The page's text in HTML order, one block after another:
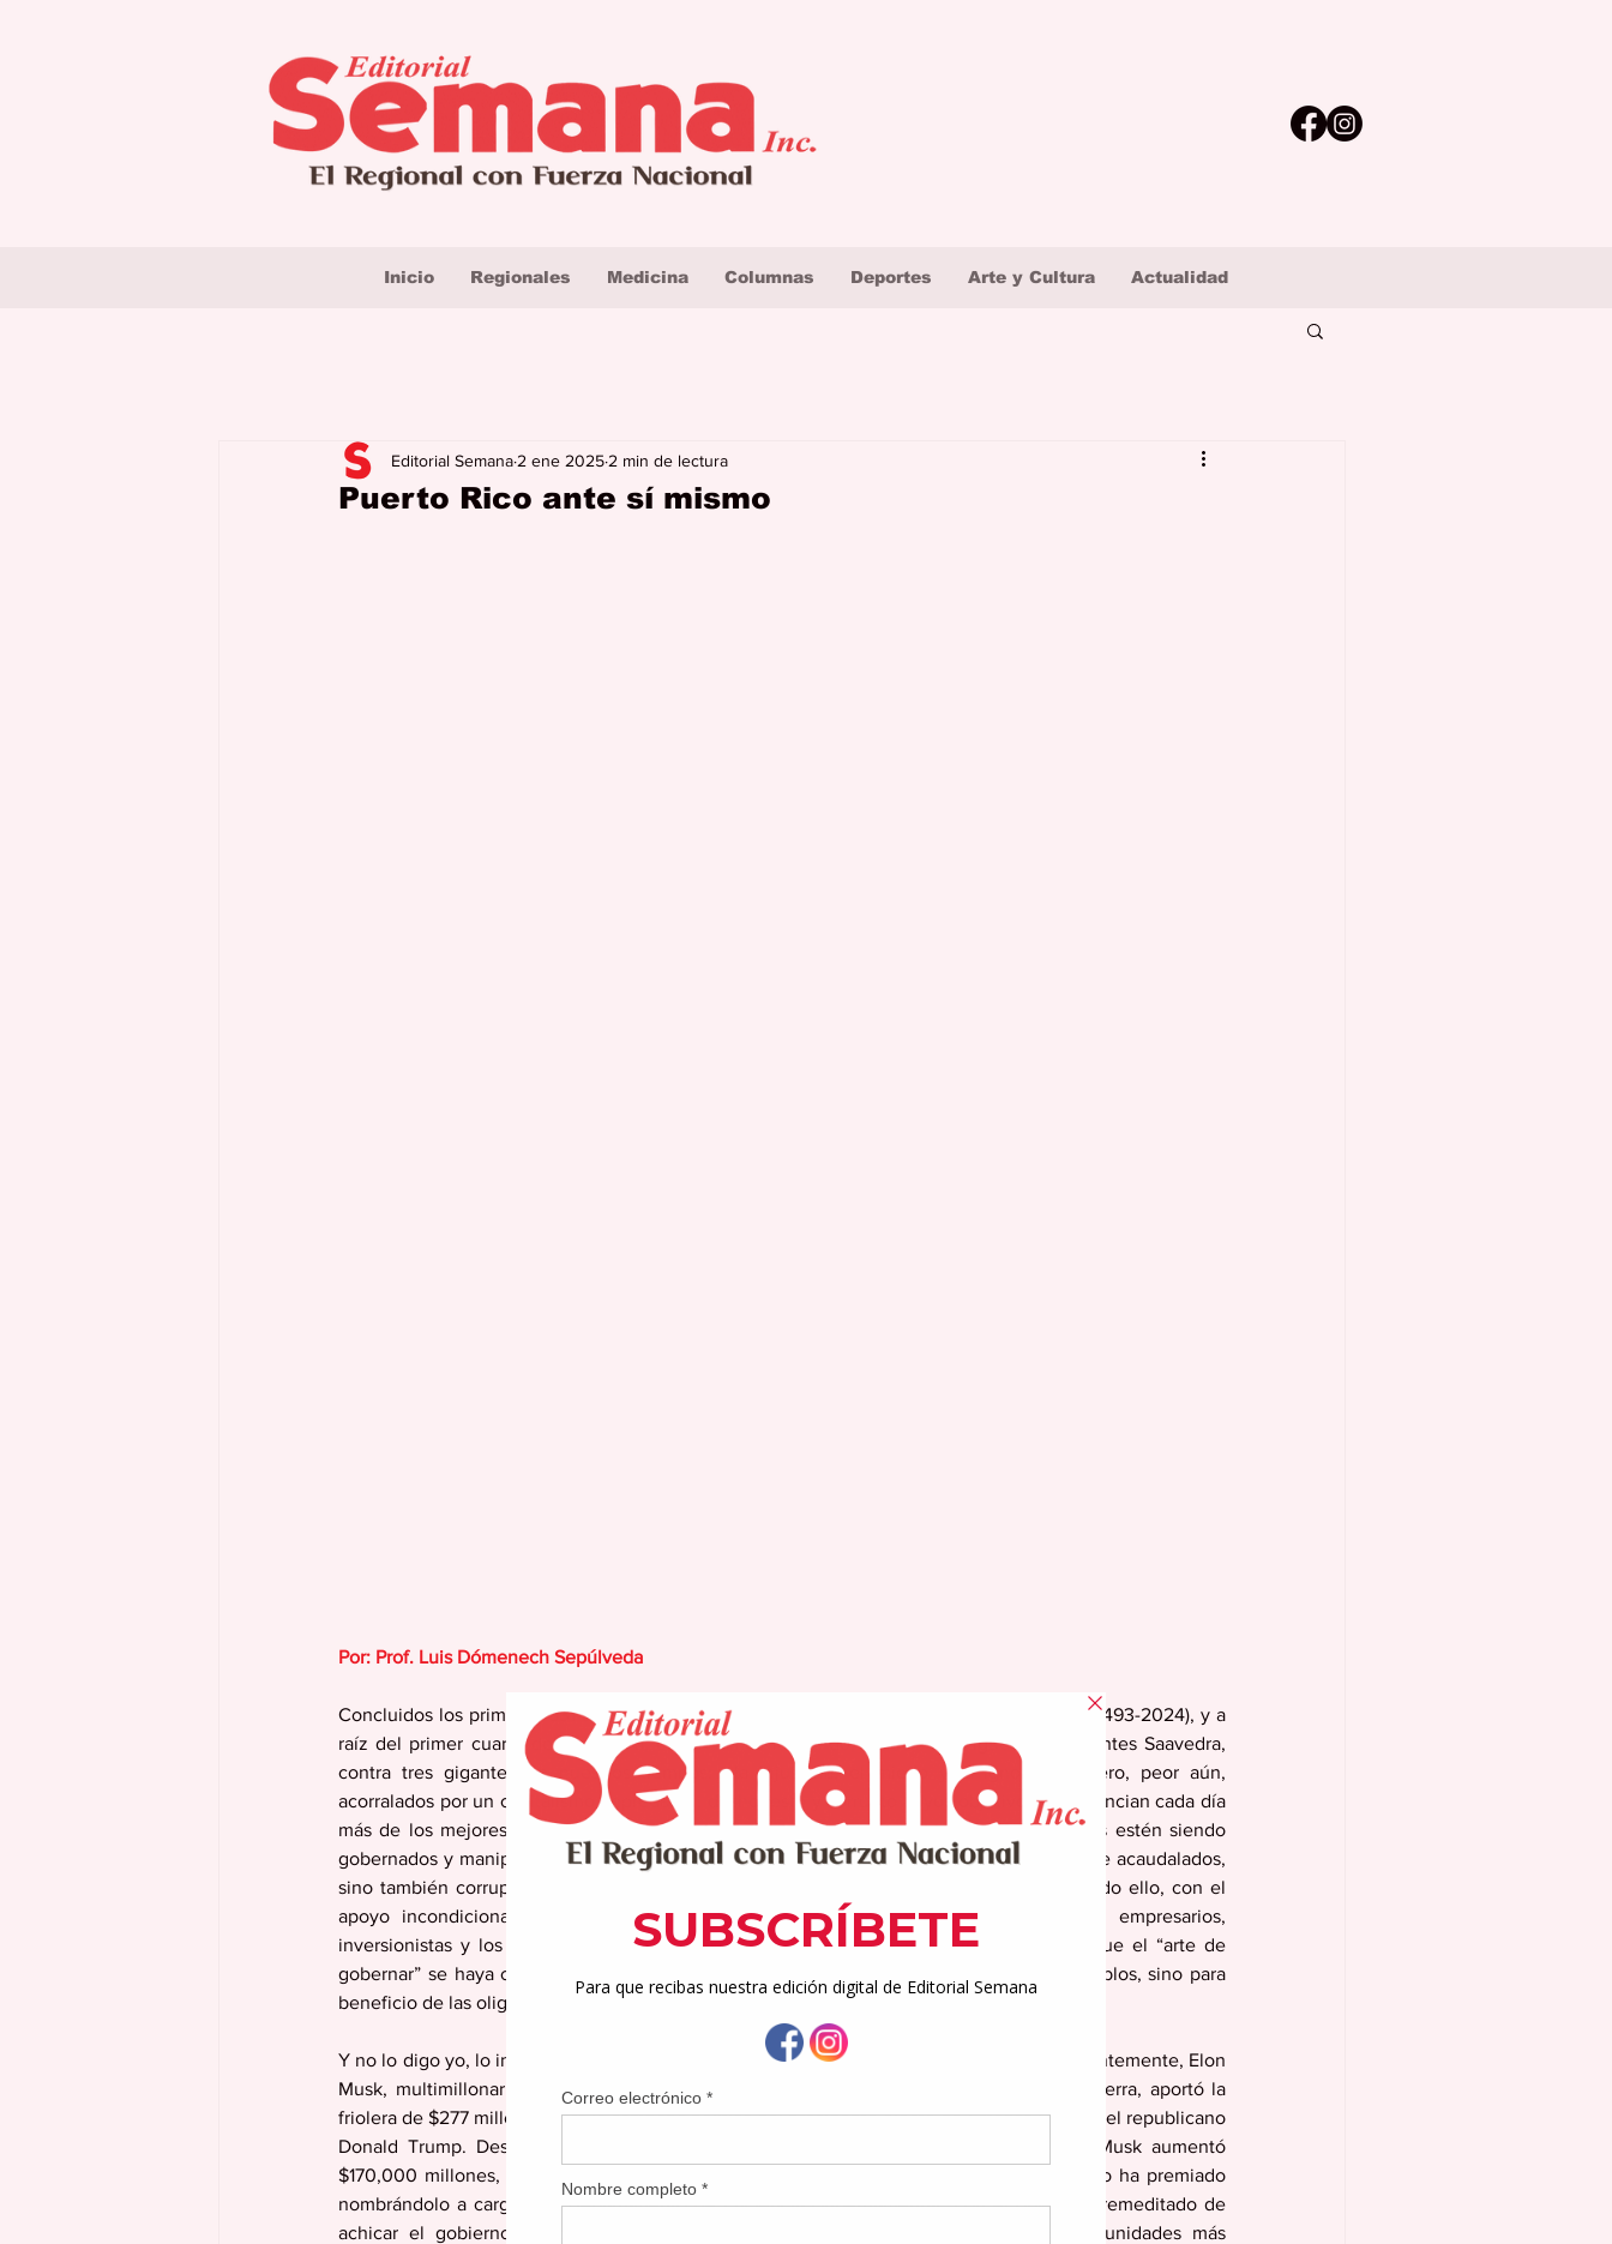
Inicio Regionales Medicina Columnas Deportes Arte y Cultura Actualidad
Puerto Rico ante sí mismo
Editorial Semana 2 ene 2025 2 min de lectura
Por: Prof. Luis Dómenech Sepúlveda
Concluidos los primeros 531 años de nuestra humillante y deplorable condición colonial (1493-2024), y a
raíz del primer cuarto del Siglo XX1, continuamos luchando, a decir de Miguel de Cervantes Saavedra,
contra tres gigantes de nuestros tiempos:  la injusticia, el miedo y la ignorancia. Pero, peor aún,
acorralados por un capitalismo depredador, deshonesto y corrupto cuyos objetivos se distancian cada día
más de los mejores intereses de la ciudadanía. De ahí que los pueblos contemporáneos estén siendo
gobernados y manipulados predominantemente por oligarquías y personeros no solamente acaudalados,
sino también corruptos, ultraconservadores y más reaccionarios de nuestros tiempos. Todo ello, con el
apoyo incondicional de los poderosos medios de comunicación masiva, industriales, empresarios,
inversionistas y los sectores más oscurantistas del fundamentalismo religioso. De ahí que el “arte de
gobernar” se haya convertido en un gran negocio lucrativo no para beneficio de los pueblos, sino para
beneficio de las oligarquías internacionales.
Y no lo digo yo, lo indican los propios medios de comunicación. Según los datos más recientemente, Elon
Musk, multimillonario sudafricano considerado el hombre más acaudalado del planeta Tierra, aportó la
friolera de $277 millones para la campaña política del presidente electo de Estados Unidos, el republicano
Donald Trump. Desde entonces, en apenas dos meses, la fortuna personal de Elon Musk aumentó
$170,000 millones, entiéndase, $170 billones de ganancias. A todo ello, Donald Trump lo ha premiado
nombrándolo a cargo del “Departamento de Eficiencia Gubernamental” con el objetivo premeditado de
achicar el gobierno y, con ello, reducir y/o eliminar servicios esenciales de las comunidades más